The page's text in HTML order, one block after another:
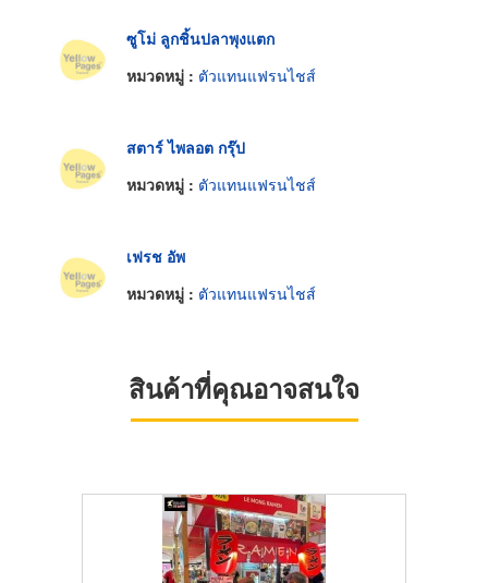
ซูโม่ ลูกชิ้นปลาพุงแตก
หมวดหมู่ : ตัวแทนแฟรนไชส์
สตาร์ ไพลอต กรุ๊ป
หมวดหมู่ : ตัวแทนแฟรนไชส์
เฟรช อัพ
หมวดหมู่ : ตัวแทนแฟรนไชส์
สินค้าที่คุณอาจสนใจ